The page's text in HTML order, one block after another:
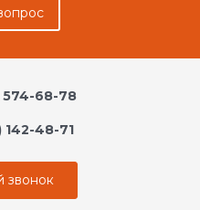
574-68-78
142-48-71
звонок